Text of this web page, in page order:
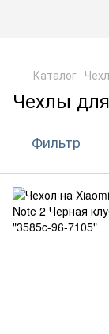
Каталог
Чехлы
Фильтр